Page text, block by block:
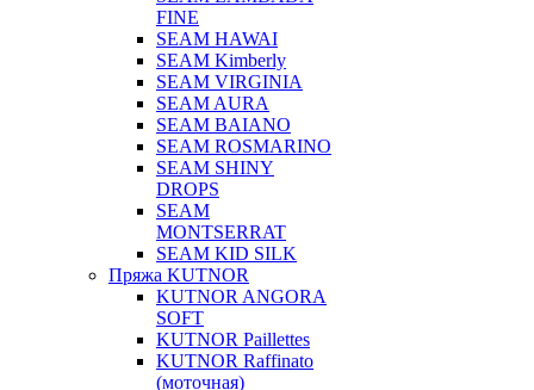
FINE
SEAM HAWAI
SEAM Kimberly
SEAM VIRGINIA
SEAM AURA
SEAM BAIANO
SEAM ROSMARINO
SEAM SHINY
DROPS
SEAM
MONTSERRAT
SEAM KID SILK
Пряжа KUTNOR
KUTNOR ANGORA
SOFT
KUTNOR Paillettes
KUTNOR Raffinato
(моточная)